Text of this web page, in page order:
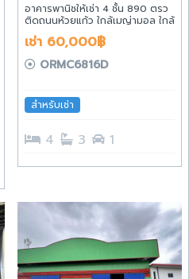
อาคารพานิชให้เช่า 4 ชั้น 890 ตรว
ติดถนนห้วยแก้ว ใกล้เมญ่ามอล ใกล้
นิมมาน ตำบลสุเทพ อำเมือง
เชียงใหม่ จังหวัดเชียงใหม่
เช่า 60,000฿
ORMC6816D
สำหรับเช่า
4 3 1